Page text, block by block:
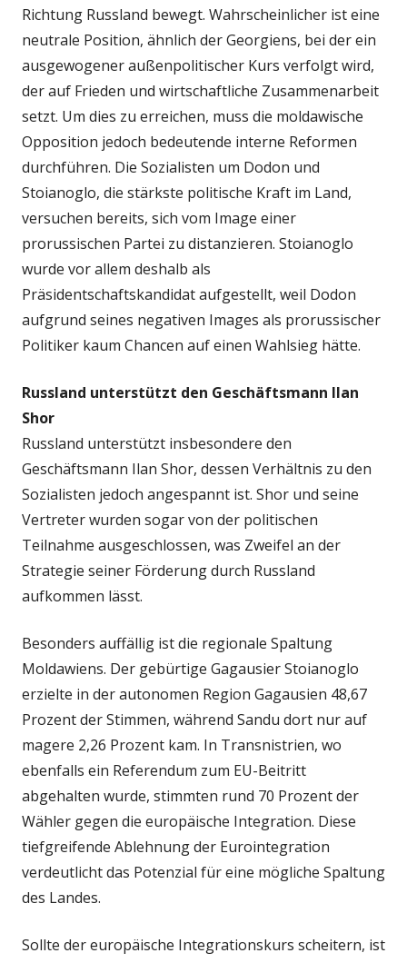
Richtung Russland bewegt. Wahrscheinlicher ist eine
neutrale Position, ähnlich der Georgiens, bei der ein
ausgewogener außenpolitischer Kurs verfolgt wird,
der auf Frieden und wirtschaftliche Zusammenarbeit
setzt. Um dies zu erreichen, muss die moldawische
Opposition jedoch bedeutende interne Reformen
durchführen. Die Sozialisten um Dodon und
Stoianoglo, die stärkste politische Kraft im Land,
versuchen bereits, sich vom Image einer
prorussischen Partei zu distanzieren. Stoianoglo
wurde vor allem deshalb als
Präsidentschaftskandidat aufgestellt, weil Dodon
aufgrund seines negativen Images als prorussischer
Politiker kaum Chancen auf einen Wahlsieg hätte.
Russland unterstützt den Geschäftsmann Ilan
Shor
Russland unterstützt insbesondere den
Geschäftsmann Ilan Shor, dessen Verhältnis zu den
Sozialisten jedoch angespannt ist. Shor und seine
Vertreter wurden sogar von der politischen
Teilnahme ausgeschlossen, was Zweifel an der
Strategie seiner Förderung durch Russland
aufkommen lässt.
Besonders auffällig ist die regionale Spaltung
Moldawiens. Der gebürtige Gagausier Stoianoglo
erzielte in der autonomen Region Gagausien 48,67
Prozent der Stimmen, während Sandu dort nur auf
magere 2,26 Prozent kam. In Transnistrien, wo
ebenfalls ein Referendum zum EU-Beitritt
abgehalten wurde, stimmten rund 70 Prozent der
Wähler gegen die europäische Integration. Diese
tiefgreifende Ablehnung der Eurointegration
verdeutlicht das Potenzial für eine mögliche Spaltung
des Landes.
Sollte der europäische Integrationskurs scheitern, ist